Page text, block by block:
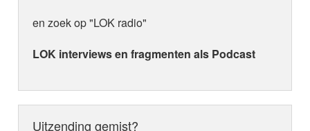
en zoek op "LOK radio"
LOK interviews en fragmenten als Podcast
Uitzending gemist?